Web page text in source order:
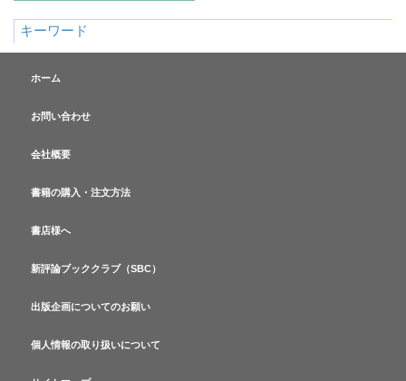
キーワード
ホーム
お問い合わせ
会社概要
書籍の購入・注文方法
書店様へ
新評論ブッククラブ（SBC）
出版企画についてのお願い
個人情報の取り扱いについて